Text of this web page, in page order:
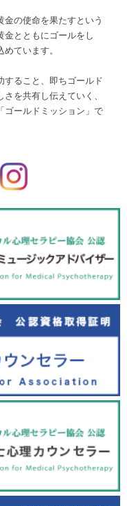
金の使命を果たすという
金とともにゴールをし
ています。
すること、即ちゴールド
を共有し伝えていく、
ゴールドミッション」で